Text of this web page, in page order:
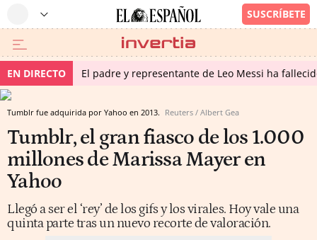
EN DIRECTO El padre y representante de Leo Messi ha
Tumblr fue adquirida por Yahoo en 2013. Reuters / Albert Gea
Tumblr, el gran fiasco de los 1.000
millones de Marissa Mayer en
Yahoo
Llegó a ser el ‘rey’ de los gifs y los virales. Hoy vale una
quinta parte tras un nuevo recorte de valoración.